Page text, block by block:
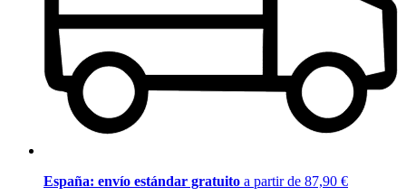
España: envío estándar gratuito a partir de 87,90 €